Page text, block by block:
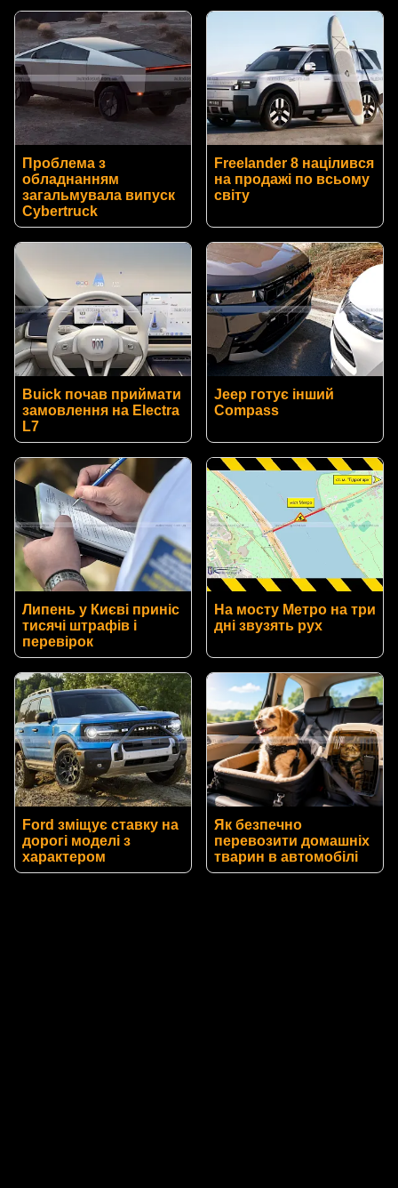
Проблема з
обладнанням
загальмувала випуск
Cybertruck
Freelander 8 націлився
на продажі по всьому
світу
Buick почав приймати
замовлення на Electra
L7
Jeep готує інший
Compass
Липень у Києві приніс
тисячі штрафів і
перевірок
На мосту Метро на три
дні звузять рух
Ford зміщує ставку на
дорогі моделі з
характером
Як безпечно
перевозити домашніх
тварин в автомобілі